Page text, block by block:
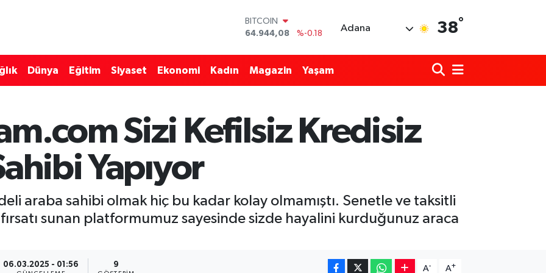
BITCOIN
64.944,08
%-0.18
EURO
GRAM ALTIN
6660.55
%0.03
BİST100
Adana 38°
Dünya Eğitim Siyaset Ekonomi Kadın Magazin Yaşam
Sizi Kefilsiz Kredisiz
Yapıyor
araba sahibi olmak hiç bu kadar kolay olmamıştı. Senetle ve taksitli
sunan platformumuz sayesinde sizde hayalini kurduğunuz araca
06.03.2025 - 01:56 9 A- A+